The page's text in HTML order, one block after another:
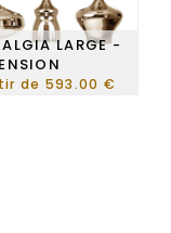
LARGE -
de 593.00 €